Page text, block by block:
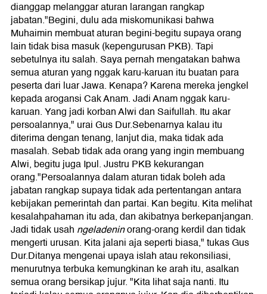
dianggap melanggar aturan larangan rangkap
jabatan."Begini, dulu ada miskomunikasi bahwa
Muhaimin membuat aturan begini-begitu supaya orang
lain tidak bisa masuk (kepengurusan PKB). Tapi
sebetulnya itu salah. Saya pernah mengatakan bahwa
semua aturan yang nggak karu-karuan itu buatan para
peserta dari luar Jawa. Kenapa? Karena mereka jengkel
kepada arogansi Cak Anam. Jadi Anam nggak karu-
karuan. Yang jadi korban Alwi dan Saifullah. Itu akar
persoalannya," urai Gus Dur.Sebenarnya kalau itu
diterima dengan tenang, lanjut dia, maka tidak ada
masalah. Sebab tidak ada orang yang ingin membuang
Alwi, begitu juga Ipul. Justru PKB kekurangan
orang."Persoalannya dalam aturan tidak boleh ada
jabatan rangkap supaya tidak ada pertentangan antara
kebijakan pemerintah dan partai. Kan begitu. Kita melihat
kesalahpahaman itu ada, dan akibatnya berkepanjangan.
Jadi tidak usah ngeladeninorang-orang kerdil dan tidak
mengerti urusan. Kita jalani aja seperti biasa," tukas Gus
Dur.Ditanya mengenai upaya islah atau rekonsiliasi,
menurutnya terbuka kemungkinan ke arah itu, asalkan
semua orang bersikap jujur. "Kita lihat saja nanti. Itu